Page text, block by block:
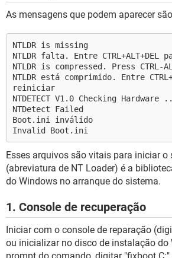
As mensagens que podem aparecer
NTLDR is missing
NTLDR falta. Entre
NTLDR is compressed. Press
NTLDR está comprimido. Entre
reiniciar
NTDETECT V1.0 Checking Hardware
NTDetect Failed
Boot.ini inválido
Invalid Boot.ini
Esses arquivos são vitais para iniciar o
(abreviatura de NT Loader) é a
do Windows no arranque do sistema.
1. Console de recuperação
Iniciar com o console de reparação
ou inicializar no disco de instalação do